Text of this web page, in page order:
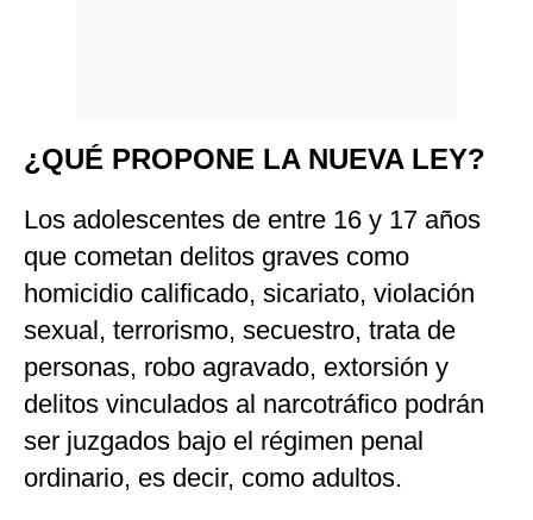
¿QUÉ PROPONE LA NUEVA LEY?
Los adolescentes de entre 16 y 17 años
que cometan delitos graves como
homicidio calificado, sicariato, violación
sexual, terrorismo, secuestro, trata de
personas, robo agravado, extorsión y
delitos vinculados al narcotráfico podrán
ser juzgados bajo el régimen penal
ordinario, es decir, como adultos.